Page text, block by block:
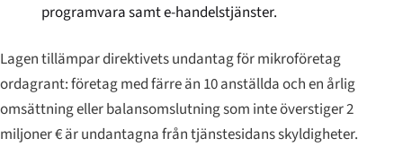
programvara samt e-handelstjänster.
Lagen tillämpar direktivets undantag för mikroföretag
ordagrant: företag med färre än 10 anställda och en årlig
omsättning eller balansomslutning som inte överstiger 2
miljoner € är undantagna från tjänstesidans skyldigheter.